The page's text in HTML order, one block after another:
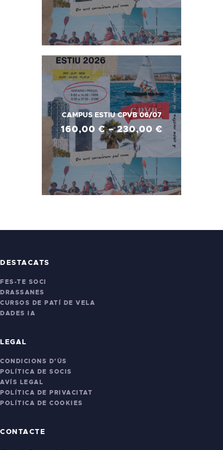
CAMPUS ESTIU CPVB 06/07
160,00 € – 230,00 €
DESTACATS
FES-TE SOCI
DRASSANES
CURSOS DE PATÍ DE VELA
DADES IA
LEGAL
CONDICIONS D’ÚS
POLÍTICA DE SOCIS
AVÍS LEGAL
POLÍTICA DE PRIVACITAT
POLÍTICA DE COOKIES
CONTACTE